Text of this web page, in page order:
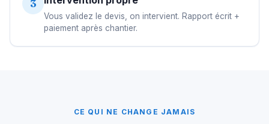
3
Vous validez le devis, on intervient. Rapport écrit +
paiement après chantier.
CE QUI NE CHANGE JAMAIS